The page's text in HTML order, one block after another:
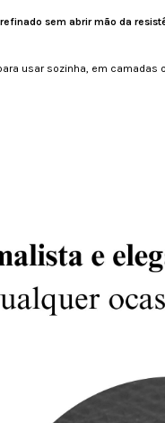
sem abrir mão da
usar sozinha, em camadas